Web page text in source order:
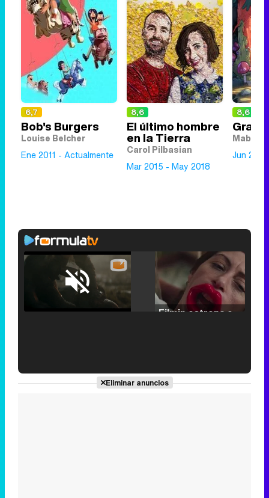
6,7
Bob's Burgers
Louise Belcher
Ene 2011 - Actualmente
8,6
El último hombre
en la Tierra
Carol Pilbasian
Mar 2015 - May 2018
8,6
Mabel
Jun
Unmute /
Loaded:
25.30%
'120 Minutos' celebra sus 2.000 programas en Telemadrid con un vídeo del día a día en la redacción
Eliminar anuncios